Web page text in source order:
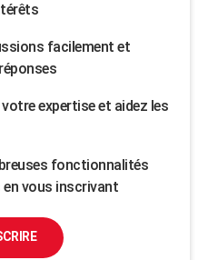
facilement et
expertise et aidez les
fonctionnalités
vous inscrivant